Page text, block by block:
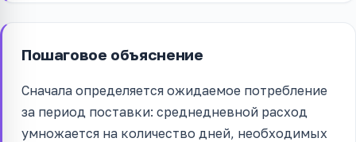
Пошаговое объяснение
Сначала определяется ожидаемое потребление
за период поставки: среднедневной расход
умножается на количество дней, необходимых